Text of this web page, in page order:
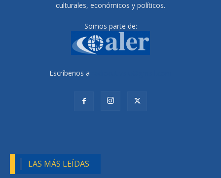
culturales, económicos y políticos.
Somos parte de:
Escríbenos a
LAS MÁS LEÍDAS